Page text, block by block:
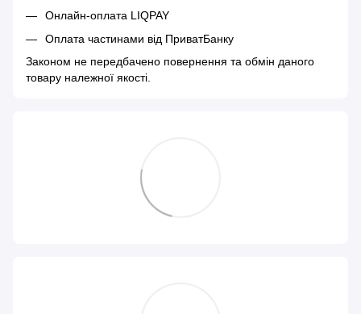
Онлайн-оплата LIQPAY
Оплата частинами від ПриватБанку
Законом не передбачено повернення та обмін даного
товару належної якості.